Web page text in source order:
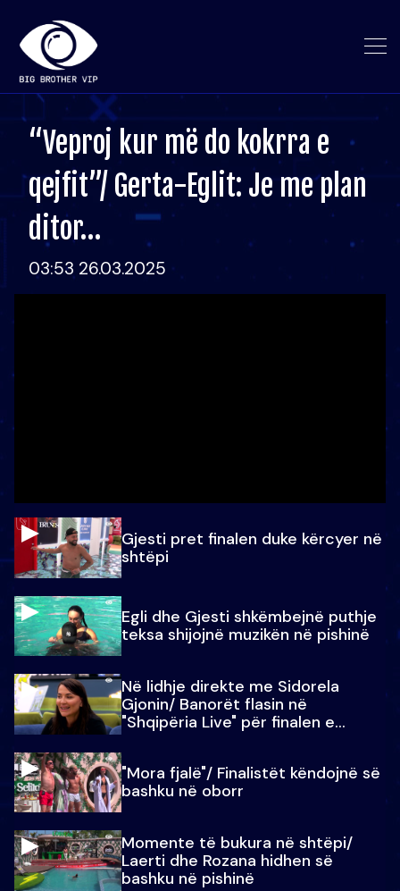
“Veproj kur më do kokrra e
qejfit”/ Gerta-Eglit: Je me plan
ditor…
03:53 26.03.2025
Gjesti pret finalen duke kërcyer në
shtëpi
Egli dhe Gjesti shkëmbejnë puthje
teksa shijojnë muzikën në pishinë
Në lidhje direkte me Sidorela
Gjonin/ Banorët flasin në
"Shqipëria Live" për finalen e
"Mora fjalë"/ Finalistët këndojnë së
bashku në oborr
Momente të bukura në shtëpi/
Laerti dhe Rozana hidhen së
bashku në pishinë